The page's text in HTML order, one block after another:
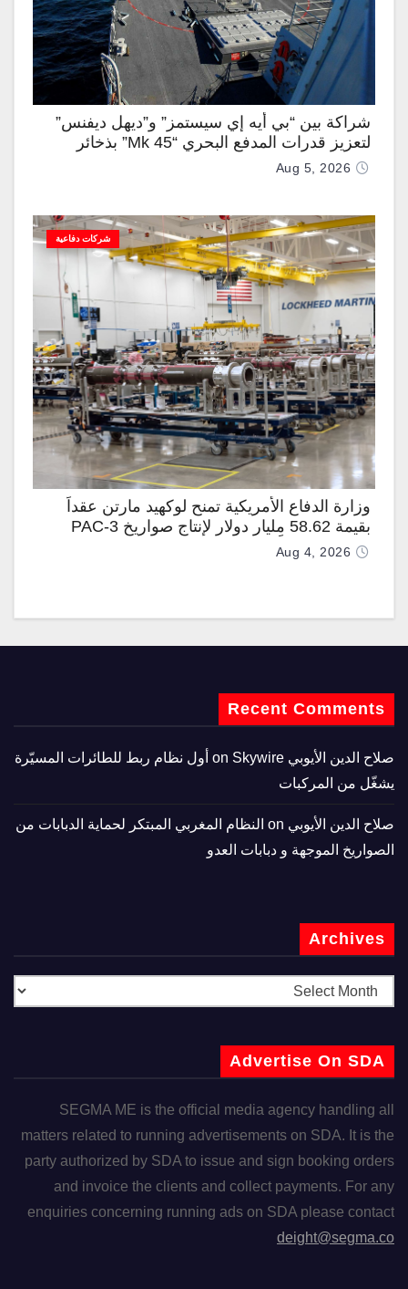
شراكة بين “بي أيه إي سيستمز” و”ديهل ديفنس”
لتعزيز قدرات المدفع البحري “Mk 45” بذخائر
موجهة وصواريخ “IRIS-T”
Aug 5, 2026
شركات دفاعية
وزارة الدفاع الأمريكية تمنح لوكهيد مارتن عقداً
بقيمة 58.62 مليار دولار لإنتاج صواريخ PAC-3
المطوّرة دعماً لـ “ترسانة الحرية”
Aug 4, 2026
Recent Comments
صلاح الدين الأيوبي
Skywire أول نظام ربط للطائرات المسيّرة
يشغّل من المركبات
صلاح الدين الأيوبي
النظام المغربي المبتكر لحماية الدبابات من
الصواريخ الموجهة و دبابات العدو
Archives
Advertise On SDA
SEGMA ME is the official media agency handling all
matters related to running advertisements on SDA. It is the
party authorized by SDA to issue and sign booking orders
and invoice the clients and collect payments. For any
enquiries concerning running ads on SDA please contact
deight@segma.co